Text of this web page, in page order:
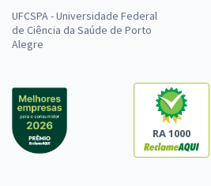
UFCSPA - Universidade Federal
de Ciência da Saúde de Porto
Alegre
RA 1000